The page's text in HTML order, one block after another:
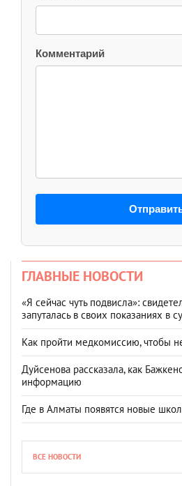
Комментарий
ГЛАВНЫЕ НОВОСТИ
«Я сейчас чуть подвисла»:
запуталась в своих показаниях в
Как пройти медкомиссию, чтобы
Дуйсенова рассказала, как
информацию
Где в Алматы появятся новые
ВСЕ НОВОСТИ